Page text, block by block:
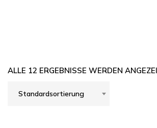
ALLE 12 ERGEBNISSE WERDEN
Standardsortierung